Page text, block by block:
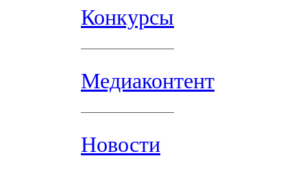
Конкурсы
Медиаконтент
Новости